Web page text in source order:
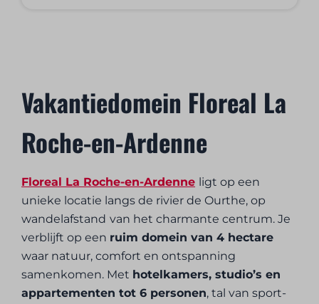
Vakantiedomein Floreal La
Roche-en-Ardenne
Floreal La Roche-en-Ardenne ligt op een
unieke locatie langs de rivier de Ourthe, op
wandelafstand van het charmante centrum. Je
verblijft op een ruim domein van 4 hectare
waar natuur, comfort en ontspanning
samenkomen. Met hotelkamers, studio’s en
appartementen tot 6 personen, tal van sport-